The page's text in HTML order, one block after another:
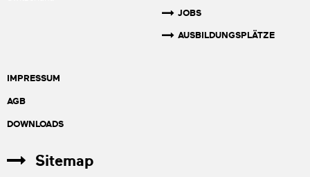
JOBS
AUSBILDUNGSPLÄTZE
IMPRESSUM
AGB
DOWNLOADS
Sitemap